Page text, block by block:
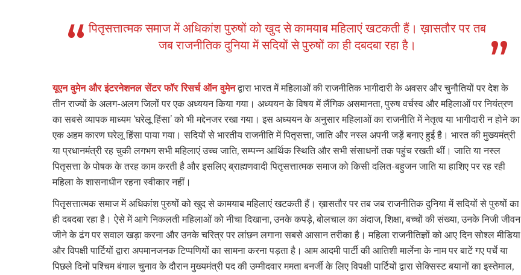
पितृसत्तात्मक समाज में अधिकांश पुरुषों को खुद से कामयाब महिलाएं खटकती हैं। ख़ासतौर पर तब
जब राजनीतिक दुनिया में सदियों से पुरुषों का ही दबदबा रहा है।
यूएन वुमेन और इंटरनेशनल सेंटर फॉर रिसर्च ऑन वुमेनद्वारा भारत में महिलाओं की राजनीतिक भागीदारी के अवसर और चुनौतियों पर देश के
तीन राज्यों के अलग-अलग जिलों पर एक अध्ययन किया गया। अध्ययन के विषय में लैंगिक असमानता, पुरुष वर्चस्व और महिलाओं पर नियंत्रण
का सबसे व्यापक माध्यम ‘घरेलू हिंसा’ को भी मद्देनजर रखा गया। इस अध्ययन के अनुसार महिलाओं का राजनीति में नेतृत्व या भागीदारी न होने का
एक अहम कारण घरेलू हिंसा पाया गया। सदियों से भारतीय राजनीति में पितृसत्ता, जाति और नस्ल अपनी जड़ें बनाए हुई है। भारत की मुख्यमंत्री
या प्रधानमंत्री रह चुकी लगभग सभी महिलाएं उच्च जाति, सम्पन्न आर्थिक स्थिति और सभी संसाधनों तक पहुंच रखती थीं। जाति या नस्ल
पितृसत्ता के पोषक के तरह काम करती है और इसलिए ब्राह्मणवादी पितृसत्तात्मक समाज को किसी दलित-बहुजन जाति या हाशिए पर रह रही
महिला के शासनाधीन रहना स्वीकार नहीं।
पितृसत्तात्मक समाज में अधिकांश पुरुषों को खुद से कामयाब महिलाएं खटकती हैं। ख़ासतौर पर तब जब राजनीतिक दुनिया में सदियों से पुरुषों का
ही दबदबा रहा है। ऐसे में आगे निकलती महिलाओं को नीचा दिखाना, उनके कपड़े, बोलचाल का अंदाज, शिक्षा, बच्चों की संख्या, उनके निजी जीवन
जीने के ढंग पर सवाल खड़ा करना और उनके चरित्र पर लांछन लगाना सबसे आसान तरीका है। महिला राजनीतिज्ञों को आए दिन सोश्ल मीडिया
और विपक्षी पार्टियों द्वारा अपमानजनक टिप्पणियों का सामना करना पड़ता है। आम आदमी पार्टी की आतिशी मार्लेना के नाम पर बाटें गए पर्चे या
पिछले दिनों पश्चिम बंगाल चुनाव के दौरान मुख्यमंत्री पद की उम्मीदवार ममता बनर्जी के लिए विपक्षी पार्टियों द्वारा सेक्सिस्ट बयानों का इस्तेमाल,